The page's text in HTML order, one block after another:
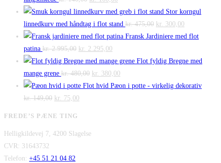
oprindelige
pris
var:
kr. 140,00.
aktuelle
pris
er:
Stor korngul
linnedkurv med håndtag i flot stand kr.475,00 Den
oprindelige
var:
kr. 300,00
aktuelle
er:
Fransk Jardiniere med flot
patina kr.2.995,00 Den
oprindelige
pris
var:
kr. 2.995,00.
kr. 2.295,00
aktuelle
pris
er:
Flot fyldig Bregne med
mange grene kr.480,00 Den
oprindelige
kr. 380,00
aktuelle
Flot hvid Pæon i potte - virkelig dekorativ
kr.149,00 Den
var:
kr. 75,00
er:
FREDE’S PÆNE TING
Helligkildevej 7, 4200 Slagelse
CVR: 31643732
Telefon: +45 51 21 04 82